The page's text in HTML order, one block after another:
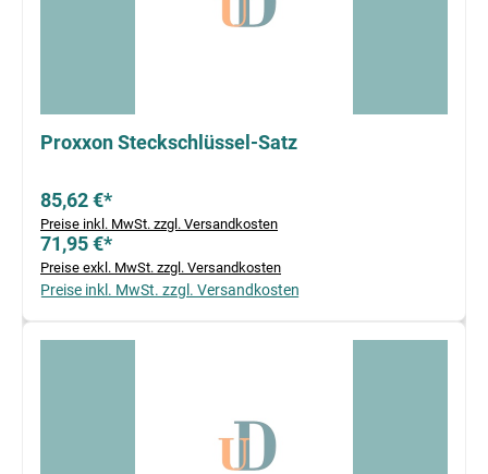
Proxxon Steckschlüssel-Satz
85,62 €*
Preise inkl. MwSt. zzgl. Versandkosten
71,95 €*
Preise exkl. MwSt. zzgl. Versandkosten
Preise inkl. MwSt. zzgl. Versandkosten